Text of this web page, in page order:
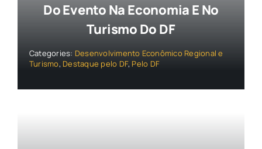
Do Evento Na Economia E No
Turismo Do DF
Categories: Desenvolvimento Econômico Regional e
Turismo, Destaque pelo DF, Pelo DF